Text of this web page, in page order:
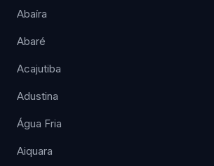
Abaíra
Abaré
Acajutiba
Adustina
Água Fria
Aiquara